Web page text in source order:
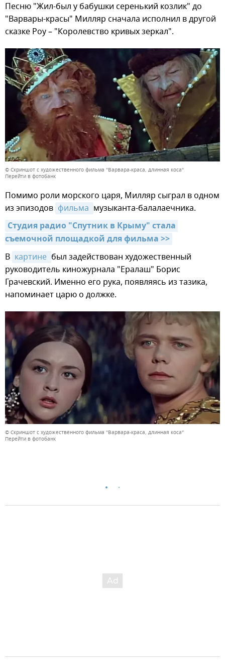
Песню "Жил-был у бабушки серенький козлик" до
"Варвары-красы" Милляр сначала исполнил в другой
сказке Роу – "Королевство кривых зеркал".
© Скриншот с художественного фильма "Варвара-краса, длинная коса"
Перейти в фотобанк
Помимо роли морского царя, Милляр сыграл в одном
из эпизодов фильма музыканта-балалаечника.
Студия радио "Спутник в Крыму" стала
съемочной площадкой для фильма >>
В картине был задействован художественный
руководитель киножурнала "Ералаш" Борис
Грачевский. Именно его рука, появляясь из тазика,
напоминает царю о должке.
© Скриншот с художественного фильма "Варвара-краса, длинная коса"
Перейти в фотобанк